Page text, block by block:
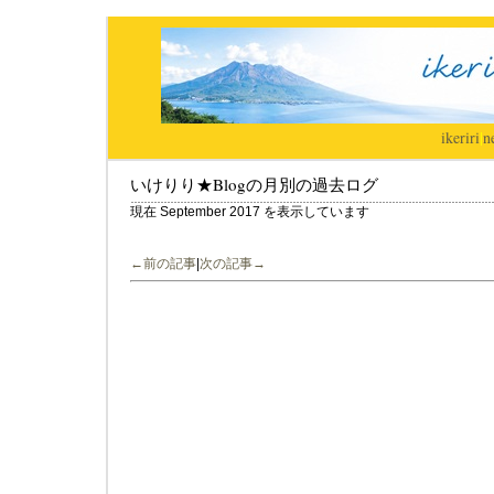
ikeriri|
いけりり★Blogの月別の過去ログ
現在 September 2017 を表示しています
←前の記事 次の記事→